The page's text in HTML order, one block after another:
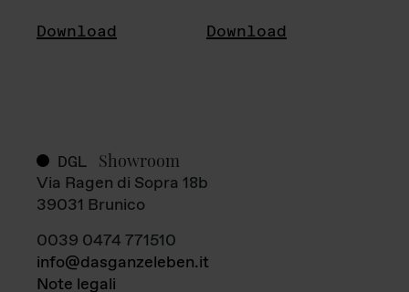
Download Download
DGL Showroom
Via Ragen di Sopra 18b
39031 Brunico
0039 0474 771510
info@dasganzeleben.it
Note legali